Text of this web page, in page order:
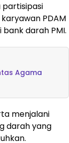
partisipasi
PDAM
darah PMI.
Agama
menjalani
darah yang